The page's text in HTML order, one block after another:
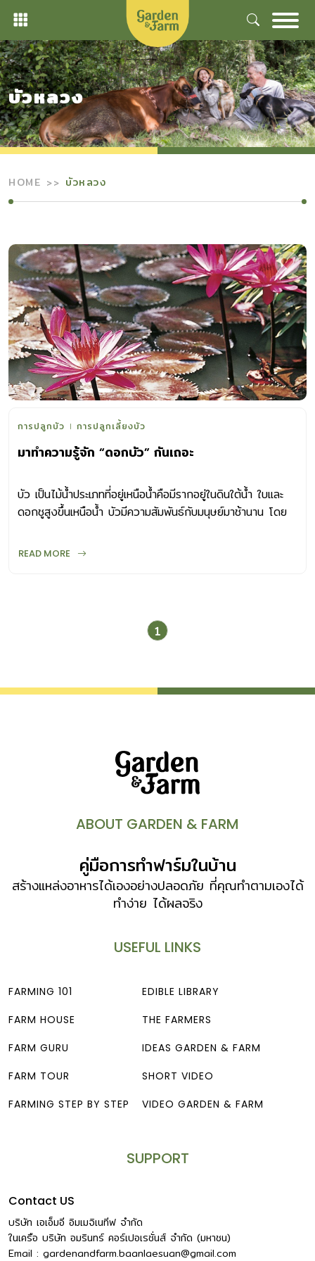
Skip
content
บัวหลวง
HOME บัวหลวง
การปลูกบัว การปลูกเลี้ยงบัว
มาทำความรู้จัก “ดอกบัว” กันเถอะ
บัว เป็นไม้น้ำประเภทที่อยู่เหนือน้ำคือมีรากอยู่ในดินใต้น้ำ ใบและ
ดอกชูสูงขึ้นเหนือน้ำ บัวมีความสัมพันธ์กับมนุษย์มาช้านาน โดย
สำหรับชาวไทยเรานั้นมีการนำรูปดอกบัวมาสร้างเป็นลวดลายที่
บัวแบ่งได้เป็น 3 ชนิด คือ บัวหลวงหรือปทุมชาติ (Lotus) เป็น
บัวสกุล Nelumbo มีไหล (stolon) และเหง้า (rhizome) อยู่
3 สี คือ สีขาว ชมพู และเหลือง ใบและดอกชูขึ้นเหนือน้ำ บัวอุบล
READ MORE
1
ABOUT GARDEN & FARM
คู่มือการทำฟาร์มในบ้าน
สร้างแหล่งอาหารได้เองอย่างปลอดภัย ที่คุณทำตามเองได้
ทำง่าย ได้ผลจริง
USEFUL LINKS
FARMING 101
FARM HOUSE
FARM GURU
FARM TOUR
FARMING STEP BY STEP
EDIBLE LIBRARY
THE FARMERS
IDEAS GARDEN & FARM
SHORT VIDEO
VIDEO GARDEN & FARM
SUPPORT
Contact US
บริษัท เอเอ็มอี อิมเมจิเนทีฟ จำกัด
ในเครือ บริษัท อมรินทร์ คอร์เปอเรชั่นส์ จำกัด (มหาชน)
Email : gardenandfarm.baanlaesuan@gmail.com